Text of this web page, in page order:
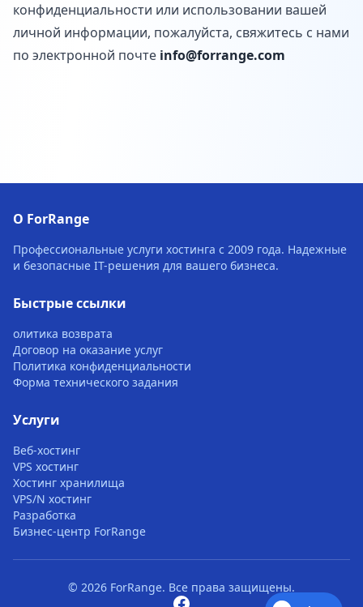
конфиденциальности или использовании вашей
личной информации, пожалуйста, свяжитесь с нами
по электронной почте info@forrange.com
О ForRange
Профессиональные услуги хостинга с 2009 года. Надежные
и безопасные IT-решения для вашего бизнеса.
Быстрые ссылки
олитика возврата
Договор на оказание услуг
Политика конфиденциальности
Форма технического задания
Услуги
Веб-хостинг
VPS хостинг
Хостинг хранилища
VPS/N хостинг
Разработка
Бизнес-центр ForRange
© 2026 ForRange. Все права защищены.